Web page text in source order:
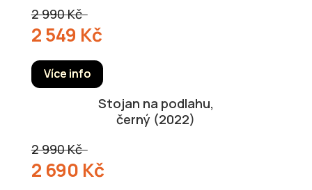
2 990 Kč
2 549 Kč
Více info
Stojan na podlahu,
černý (2022)
2 990 Kč
2 690 Kč